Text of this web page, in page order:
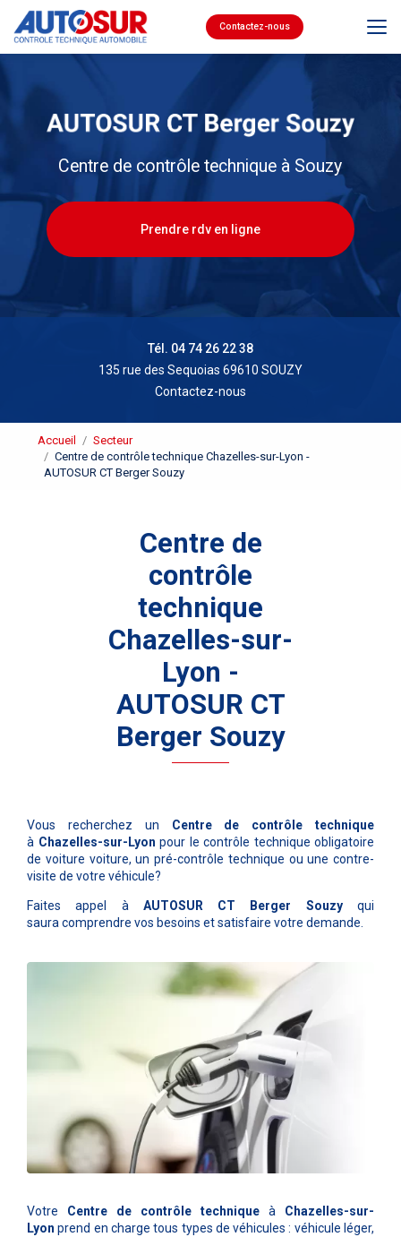
contenu
Contactez-nous
Centre de contrôle technique à Souzy
Prendre rdv en ligne
Tél. 04 74 26 22 38
135 rue des Sequoias 69610 SOUZY
Contactez-nous
Accueil
Secteur
Centre de contrôle technique Chazelles-sur-Lyon -
AUTOSUR CT Berger Souzy
Centre de
contrôle
technique
Chazelles-sur-
Lyon -
AUTOSUR CT
Berger Souzy
Vous recherchez un Centre de contrôle technique
à Chazelles-sur-Lyon pour le contrôle technique obligatoire
de voiture voiture, un pré-contrôle technique ou une contre-
visite de votre véhicule?
Faites appel à AUTOSUR CT Berger Souzyqui
saura comprendre vos besoins et satisfaire votre demande.
Votre Centre de contrôle technique à Chazelles-sur-
Lyon prend en charge tous types de véhicules : véhicule léger,